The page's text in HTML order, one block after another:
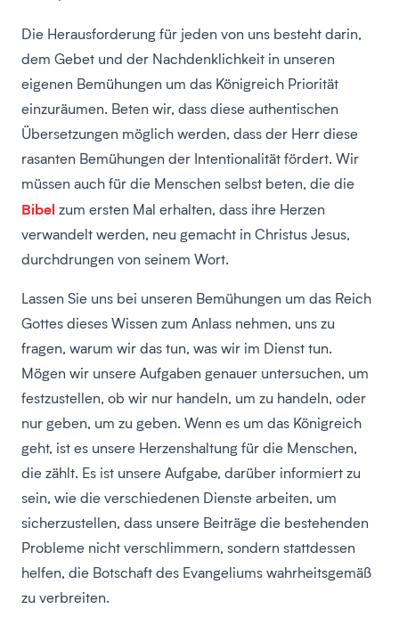
Die Herausforderung für jeden von uns besteht darin,
dem Gebet und der Nachdenklichkeit in unseren
eigenen Bemühungen um das Königreich Priorität
einzuräumen. Beten wir, dass diese authentischen
Übersetzungen möglich werden, dass der Herr diese
rasanten Bemühungen der Intentionalität fördert. Wir
müssen auch für die Menschen selbst beten, die die
Bibel zum ersten Mal erhalten, dass ihre Herzen
verwandelt werden, neu gemacht in Christus Jesus,
durchdrungen von seinem Wort.
Lassen Sie uns bei unseren Bemühungen um das Reich
Gottes dieses Wissen zum Anlass nehmen, uns zu
fragen, warum wir das tun, was wir im Dienst tun.
Mögen wir unsere Aufgaben genauer untersuchen, um
festzustellen, ob wir nur handeln, um zu handeln, oder
nur geben, um zu geben. Wenn es um das Königreich
geht, ist es unsere Herzenshaltung für die Menschen,
die zählt. Es ist unsere Aufgabe, darüber informiert zu
sein, wie die verschiedenen Dienste arbeiten, um
sicherzustellen, dass unsere Beiträge die bestehenden
Probleme nicht verschlimmern, sondern stattdessen
helfen, die Botschaft des Evangeliums wahrheitsgemäß
zu verbreiten.